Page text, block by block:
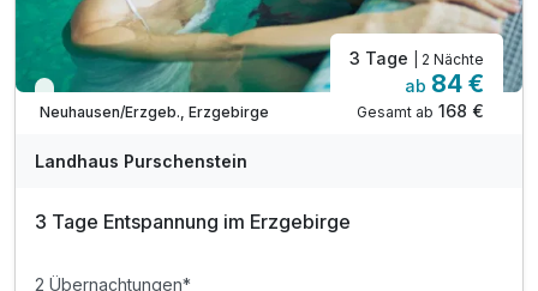
Viele Termine frei
Neuhausen/Erzgeb., Erzgebirge
3 Tage | 2 Nächte
ab 84 €
Gesamt ab 168 €
Landhaus Purschenstein
3 Tage Entspannung im Erzgebirge
2 Übernachtungen*